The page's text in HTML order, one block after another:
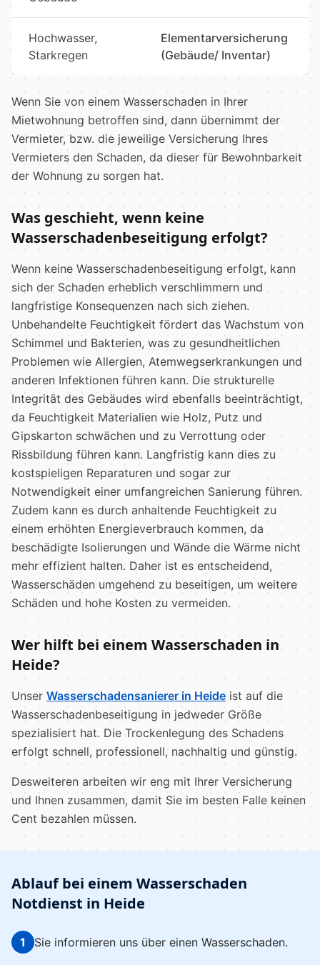
Hochwasser,
Starkregen
Elementarversicherung
(Gebäude/ Inventar)
Wenn Sie von einem Wasserschaden in Ihrer
Mietwohnung betroffen sind, dann übernimmt der
Vermieter, bzw. die jeweilige Versicherung Ihres
Vermieters den Schaden, da dieser für Bewohnbarkeit
der Wohnung zu sorgen hat.
Was geschieht, wenn keine
Wasserschadenbeseitigung erfolgt?
Wenn keine Wasserschadenbeseitigung erfolgt, kann
sich der Schaden erheblich verschlimmern und
langfristige Konsequenzen nach sich ziehen.
Unbehandelte Feuchtigkeit fördert das Wachstum von
Schimmel und Bakterien, was zu gesundheitlichen
Problemen wie Allergien, Atemwegserkrankungen und
anderen Infektionen führen kann. Die strukturelle
Integrität des Gebäudes wird ebenfalls beeinträchtigt,
da Feuchtigkeit Materialien wie Holz, Putz und
Gipskarton schwächen und zu Verrottung oder
Rissbildung führen kann. Langfristig kann dies zu
kostspieligen Reparaturen und sogar zur
Notwendigkeit einer umfangreichen Sanierung führen.
Zudem kann es durch anhaltende Feuchtigkeit zu
einem erhöhten Energieverbrauch kommen, da
beschädigte Isolierungen und Wände die Wärme nicht
mehr effizient halten. Daher ist es entscheidend,
Wasserschäden umgehend zu beseitigen, um weitere
Schäden und hohe Kosten zu vermeiden.
Wer hilft bei einem Wasserschaden in
Heide?
Unser Wasserschadensanierer in Heide ist auf die
Wasserschadenbeseitigung in jedweder Größe
spezialisiert hat. Die Trockenlegung des Schadens
erfolgt schnell, professionell, nachhaltig und günstig.
Desweiteren arbeiten wir eng mit Ihrer Versicherung
und Ihnen zusammen, damit Sie im besten Falle keinen
Cent bezahlen müssen.
Ablauf bei einem Wasserschaden
Notdienst in Heide
1 Sie informieren uns über einen Wasserschaden.